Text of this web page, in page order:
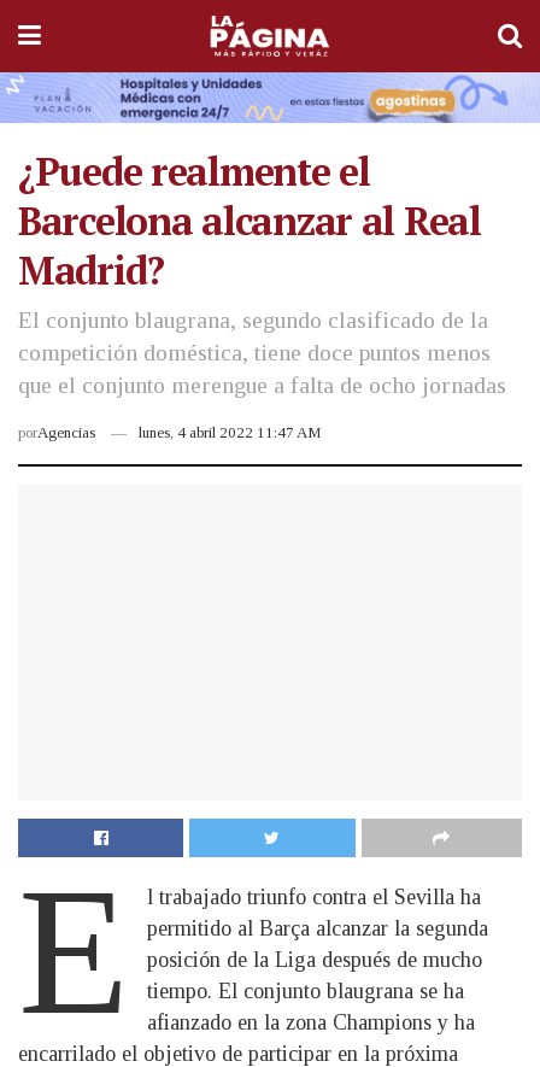
¿Puede realmente el
Barcelona alcanzar al Real
Madrid?
El conjunto blaugrana, segundo clasificado de la
competición doméstica, tiene doce puntos menos
que el conjunto merengue a falta de ocho jornadas
porAgencias lunes, 4 abril 2022 11:47 AM
E
l trabajado triunfo contra el Sevilla ha
permitido al Barça alcanzar la segunda
posición de la Liga después de mucho
tiempo. El conjunto blaugrana se ha
afianzado en la zona Champions y ha
encarrilado el objetivo de participar en la próxima